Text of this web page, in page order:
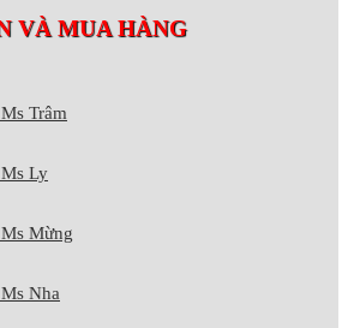
VÀ MUA HÀNG
Trâm
Ly
Mừng
Nha